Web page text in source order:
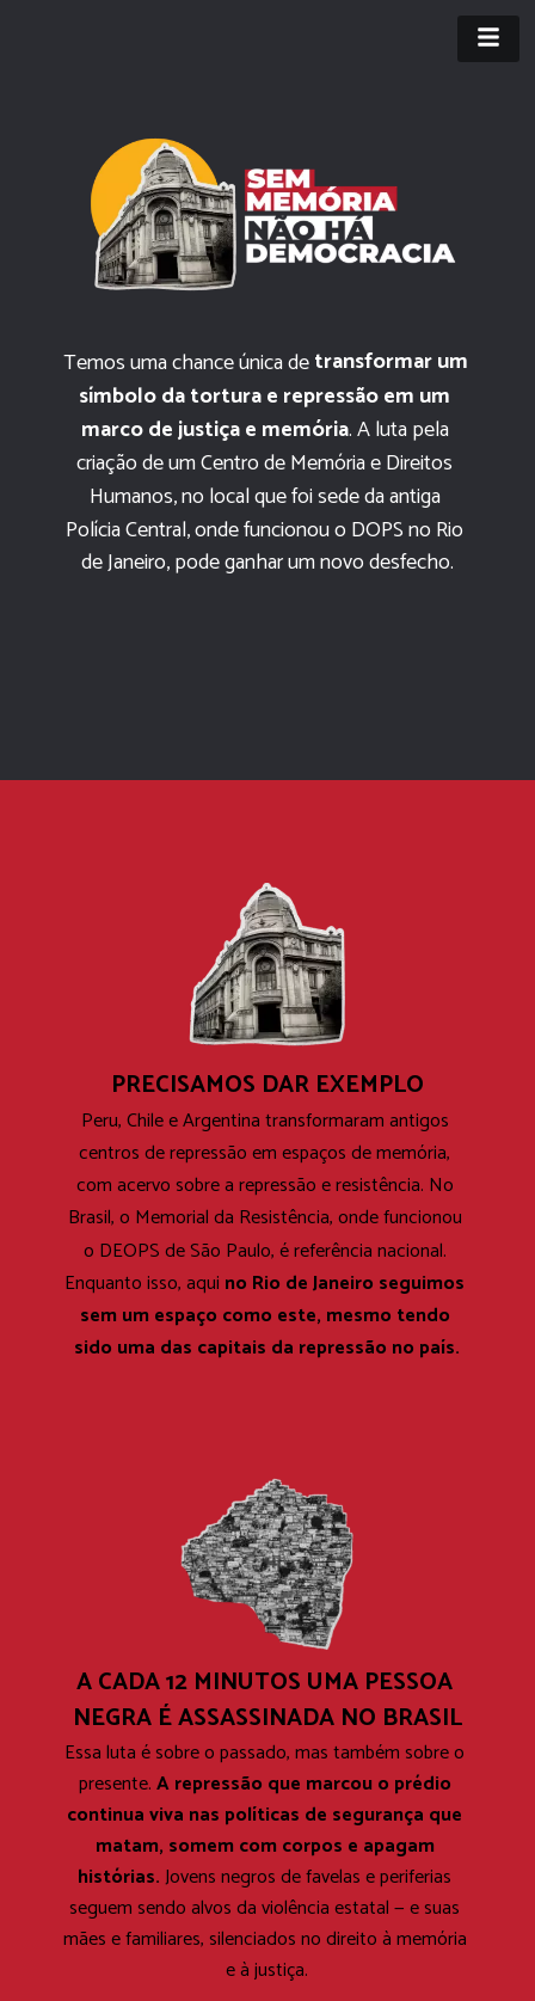
Temos uma chance única de transformar um
símbolo da tortura e repressão em um
marco de justiça e memória.A luta pela
criação de um Centro de Memória e Direitos
Humanos, no local que foi sede da antiga
Polícia Central, onde funcionou o DOPS no Rio
de Janeiro, pode ganhar um novo desfecho.
PRECISAMOS DAR EXEMPLO
Peru, Chile e Argentina transformaram antigos
centros de repressão em espaços de memória,
com acervo sobre a repressão e resistência. No
Brasil, o Memorial da Resistência, onde funcionou
o DEOPS de São Paulo, é referência nacional.
Enquanto isso, aqui no Rio de Janeiro seguimos
sem um espaço como este, mesmo tendo
sido uma das capitais da repressão no país.
A CADA 12 MINUTOS UMA PESSOA
NEGRA É ASSASSINADA NO BRASIL
Essa luta é sobre o passado, mas também sobre o
presente. A repressão que marcou o prédio
continua viva nas políticas de segurança que
matam, somem com corpos e apagam
histórias. Jovens negros de favelas e periferias
seguem sendo alvos da violência estatal — e suas
mães e familiares, silenciados no direito à memória
e à justiça.